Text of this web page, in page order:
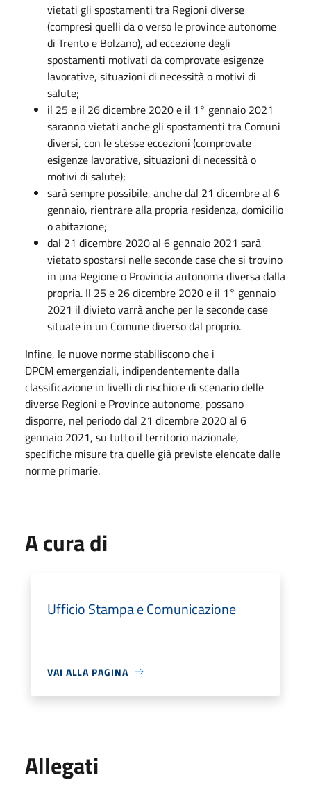
vietati gli spostamenti tra Regioni diverse
(compresi quelli da o verso le province autonome
di Trento e Bolzano), ad eccezione degli
spostamenti motivati da comprovate esigenze
lavorative, situazioni di necessità o motivi di
salute;
il 25 e il 26 dicembre 2020 e il 1° gennaio 2021
saranno vietati anche gli spostamenti tra Comuni
diversi, con le stesse eccezioni (comprovate
esigenze lavorative, situazioni di necessità o
motivi di salute);
sarà sempre possibile, anche dal 21 dicembre al 6
gennaio, rientrare alla propria residenza, domicilio
o abitazione;
dal 21 dicembre 2020 al 6 gennaio 2021 sarà
vietato spostarsi nelle seconde case che si trovino
in una Regione o Provincia autonoma diversa dalla
propria. Il 25 e 26 dicembre 2020 e il 1° gennaio
2021 il divieto varrà anche per le seconde case
situate in un Comune diverso dal proprio.
Infine, le nuove norme stabiliscono che i
DPCM emergenziali, indipendentemente dalla
classificazione in livelli di rischio e di scenario delle
diverse Regioni e Province autonome, possano
disporre, nel periodo dal 21 dicembre 2020 al 6
gennaio 2021, su tutto il territorio nazionale,
specifiche misure tra quelle già previste elencate dalle
norme primarie.
A cura di
Ufficio Stampa e Comunicazione
VAI ALLA PAGINA
Allegati